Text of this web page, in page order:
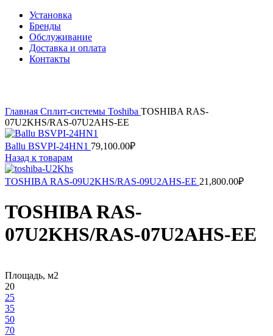
Установка
Бренды
Обслуживание
Доставка и оплата
Контакты
Главная Сплит-системы Toshiba TOSHIBA RAS-
07U2KHS/RAS-07U2AHS-EE
Ballu BSVPI-24HN1 79,100.00₽
Назад к товарам
TOSHIBA RAS-09U2KHS/RAS-09U2AHS-EE 21,800.00₽
TOSHIBA RAS-
07U2KHS/RAS-07U2AHS-EE
Площадь, м2
20
25
35
50
70